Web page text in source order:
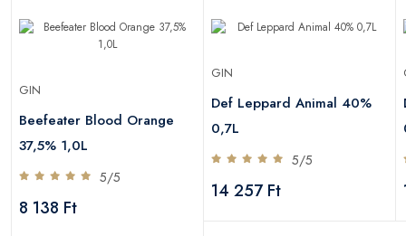
GIN
Beefeater Blood Orange
37,5% 1,0L
5/5
8 138 Ft
GIN
Def Leppard Animal 40%
0,7L
5/5
14 257 Ft